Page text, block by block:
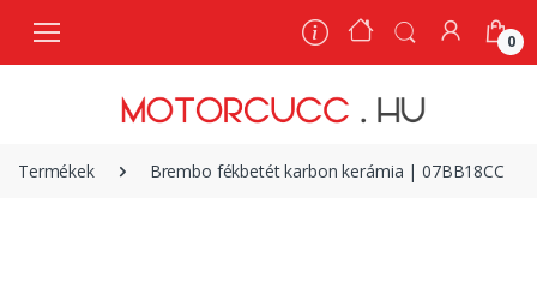
0
Termékek Brembo fékbetét karbon kerámia | 07BB18CC
0